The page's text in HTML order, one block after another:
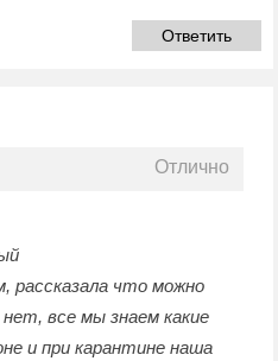
Ответить
Отлично
рассказала что можно
все мы знаем какие
и при карантине наша